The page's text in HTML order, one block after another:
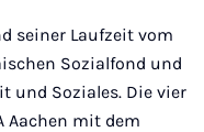
seiner Laufzeit vom
Sozialfond und
und Soziales. Die vier
Aachen mit dem